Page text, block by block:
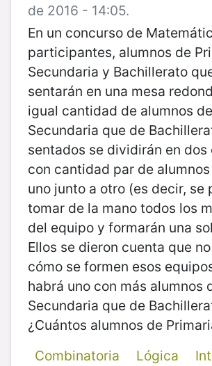
de 2016 - 14:05.
En un concurso de
participantes, alumnos de
Secundaria y Bachillerato
sentarán en una mesa
igual cantidad de alumnos de
Secundaria que de
sentados se dividirán en dos
con cantidad par de
uno junto a otro (es decir, se
tomar de la mano todos los
del equipo y formarán una
Ellos se dieron cuenta que
cómo se formen esos
habrá uno con más alumnos
Secundaria que de
¿Cuántos alumnos de
Combinatoria
Lógica